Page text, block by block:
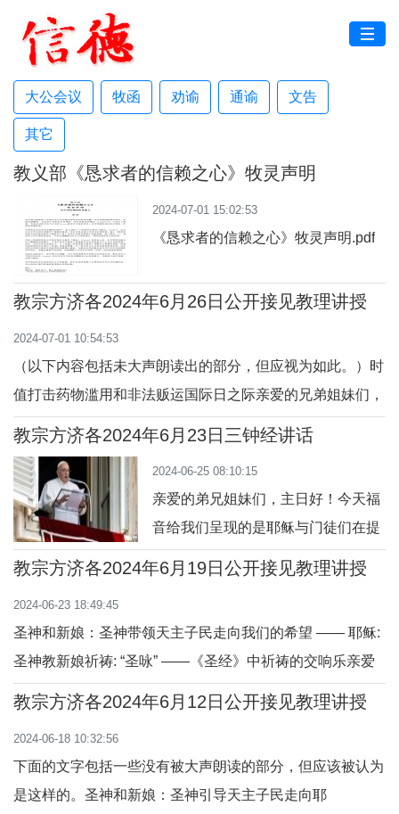
大公会议 牧函 劝谕 通谕 文告
其它
教义部《恳求者的信赖之心》牧灵声明
2024-07-01 15:02:53
《恳求者的信赖之心》牧灵声明.pdf
教宗方济各2024年6月26日公开接见教理讲授
2024-07-01 10:54:53
（以下内容包括未大声朗读出的部分，但应视为如此。）时
值打击药物滥用和非法贩运国际日之际亲爱的兄弟姐妹们，
早上好！我听不见你们！今天是联合国大会于1987年设立
无疑:未雨绸缪”。圣若望保禄二世申明，“药物滥用使涉及的
每个团体都变得贫穷。它削弱了人类的力量和
教宗方济各2024年6月23日三钟经讲话
2024-06-25 08:10:15
亲爱的弟兄姐妹们，主日好！今天福
音给我们呈现的是耶稣与门徒们在提
庇黎雅海的船上。突然一场强烈的风
平静了（参阅谷 4:35-41）。但事实
上不是耶稣醒了，而是他惊醒了门
徒！门徒们是那么惊惧，以致于惊
说乘船渡海。他们
教宗方济各2024年6月19日公开接见教理讲授
2024-06-23 18:49:45
圣神和新娘：圣神带领天主子民走向我们的希望 —— 耶稣:
圣神教新娘祈祷: “圣咏” ——《圣经》中祈祷的交响乐亲爱
的兄弟姊妹们，早上好！为了准备下一个禧年，我要求
教理讲授中，我想回顾一下，教会已经拥有了的由圣神谱写
的祈祷交响曲，它就是《圣
教宗方济各2024年6月12日公开接见教理讲授
2024-06-18 10:32:56
下面的文字包括一些没有被大声朗读的部分，但应该被认为
是这样的。圣神和新娘：圣神引导天主子民走向耶